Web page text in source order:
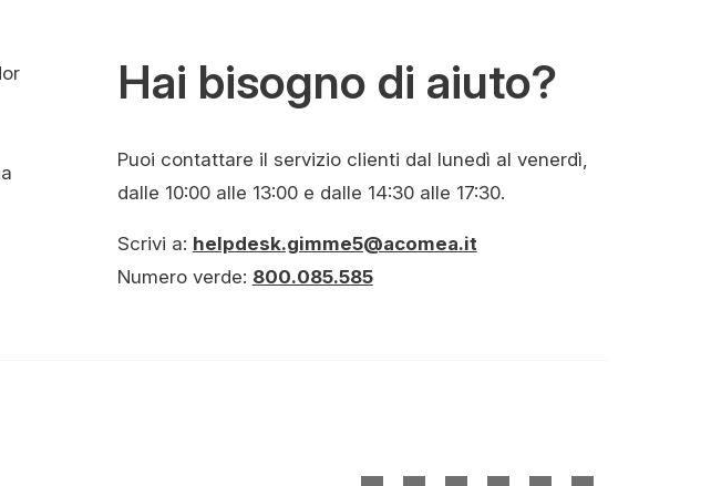
Hai bisogno di aiuto?
Puoi contattare il servizio clienti dal lunedì al venerdì,
dalle 10:00 alle 13:00 e dalle 14:30 alle 17:30.
Scrivi a: helpdesk.gimme5@acomea.it
Numero verde: 800.085.585